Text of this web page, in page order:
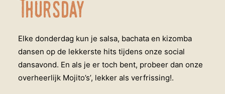
Thursday
Elke donderdag kun je salsa, bachata en kizomba
dansen op de lekkerste hits tijdens onze social
dansavond. En als je er toch bent, probeer dan onze
overheerlijk Mojito’s’, lekker als verfrissing!.